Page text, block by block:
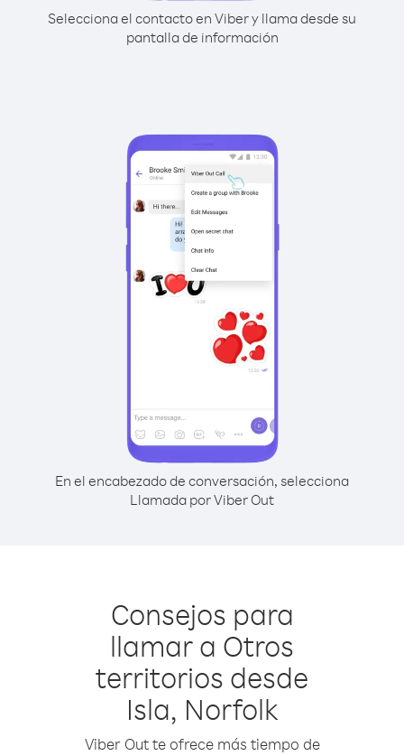
Selecciona el contacto en Viber y llama desde su
pantalla de información
En el encabezado de conversación, selecciona
Llamada por Viber Out
Consejos para
llamar a Otros
territorios desde
Isla, Norfolk
Viber Out te ofrece más tiempo de